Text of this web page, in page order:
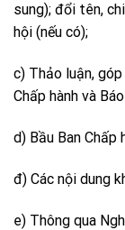
sung); đổi tên,
hội (nếu có);
c) Thảo luận,
Chấp hành và
d) Bầu Ban Chấp
đ) Các nội dung
e) Thông qua